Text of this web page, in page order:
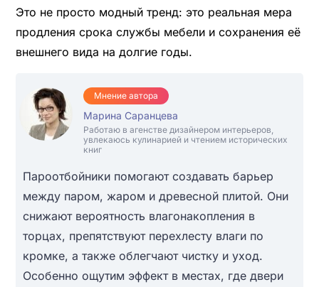
Это не просто модный тренд: это реальная мера
продления срока службы мебели и сохранения её
внешнего вида на долгие годы.
Мнение автора
Марина Саранцева
Работаю в агенстве дизайнером интерьеров,
увлекаюсь кулинарией и чтением исторических
книг
Пароотбойники помогают создавать барьер
между паром, жаром и древесной плитой. Они
снижают вероятность влагонакопления в
торцах, препятствуют перехлесту влаги по
кромке, а также облегчают чистку и уход.
Особенно ощутим эффект в местах, где двери